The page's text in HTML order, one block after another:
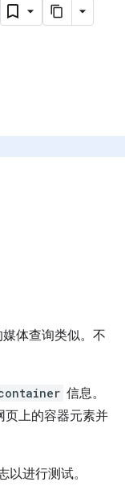
媒体查询类似。不
信息。
页上的容器元素并
以进行测试。